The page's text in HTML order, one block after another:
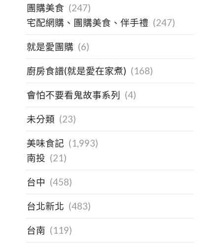
團購美食 (247)
宅配網購、團購美食、伴手禮 (247)
就是愛團購 (6)
廚房食譜(就是愛在家煮) (168)
會怕不要看鬼故事系列 (4)
未分類 (23)
美味食記 (1,993)
南投 (21)
台中 (458)
台北新北 (483)
台南 (119)